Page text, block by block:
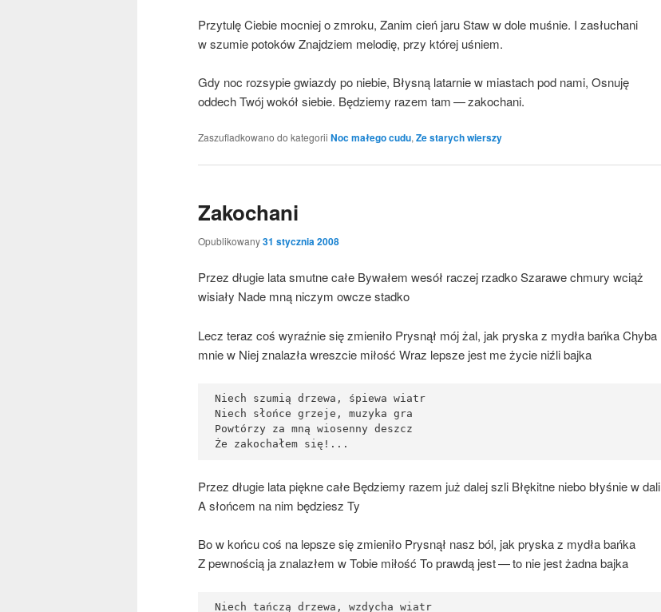
Przy­tu­lę Cie­bie moc­niej o zmro­ku, Zanim cień jaru Staw w dole muśnie. I zasłu­cha­ni
w szu­mie poto­ków Znaj­dziem melo­dię, przy któ­rej uśniem.
Gdy noc roz­sy­pie gwiaz­dy po nie­bie, Bły­sną latar­nie w mia­stach pod nami, Osnu­ję
oddech Twój wokół sie­bie. Będzie­my razem tam — zakochani.
Zaszufladkowano do kategorii Noc małego cudu,Ze starych wierszy
Zakochani
Opublikowany31 stycznia 2008
Przez dłu­gie lata smut­ne całe Bywa­łem wesół raczej rzad­ko Sza­ra­we chmu­ry wciąż
wisia­ły Nade mną niczym owcze stadko
Lecz teraz coś wyraź­nie się zmie­ni­ło Pry­snął mój żal, jak pry­ska z mydła bań­ka Chy­ba
mnie w Niej zna­la­zła wresz­cie miłość Wraz lep­sze jest me życie niź­li bajka
Niech szumią drzewa, śpiewa wiatr
Niech słońce grzeje, muzyka gra
Powtórzy za mną wiosenny deszcz
Przez dłu­gie lata pięk­ne całe Będzie­my razem już dalej szli Błę­kit­ne nie­bo bły­śnie w dali
A słoń­cem na nim będziesz Ty
Bo w koń­cu coś na lep­sze się zmie­ni­ło Pry­snął nasz ból, jak pry­ska z mydła bań­ka
Z pew­no­ścią ja zna­la­złem w Tobie miłość To praw­dą jest — to nie jest żad­na bajka
Niech tańczą drzewa, wzdycha wiatr